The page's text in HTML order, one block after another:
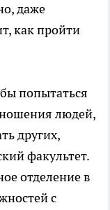
даже
как пройти
попытаться
людей,
других,
факультет.
отделение в
с